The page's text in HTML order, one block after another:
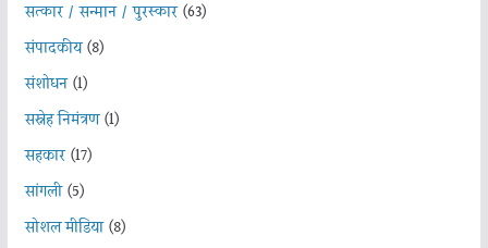
सत्कार / सन्मान / पुरस्कार(63)
संपादकीय(8)
संशोधन(1)
सस्नेह निमंत्रण(1)
सहकार(17)
सांगली(5)
सोशल मीडिया(8)